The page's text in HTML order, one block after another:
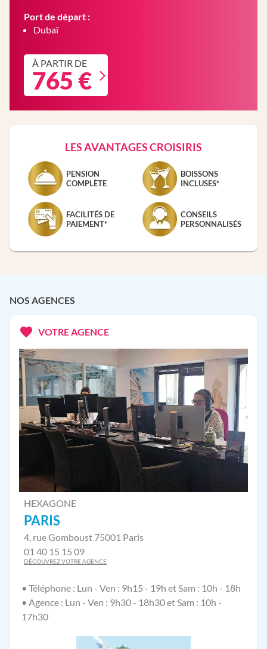
Port de départ :
Dubaï
À PARTIR DE
765 €
LES AVANTAGES CROISIRIS
PENSION
COMPLÈTE
BOISSONS
INCLUSES*
FACILITÉS DE
PAIEMENT*
CONSEILS
PERSONNALISÉS
NOS AGENCES
VOTRE AGENCE
HEXAGONE
PARIS
4, rue Gomboust 75001 Paris
01 40 15 15 09
DÉCOUVREZ VOTRE AGENCE
• Téléphone : Lun - Ven : 9h15 - 19h et Sam : 10h - 18h
• Agence : Lun - Ven : 9h30 - 18h30 et Sam : 10h -
17h30